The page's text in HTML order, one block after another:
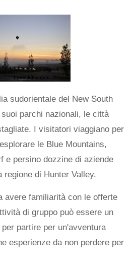
sudorientale del New South
parchi nazionali, le città
I visitatori viaggiano per
le Blue Mountains,
e persino dozzine di aziende
di Hunter Valley.
avere familiarità con le offerte
di gruppo può essere un
partire per un'avventura
esperienze da non perdere per